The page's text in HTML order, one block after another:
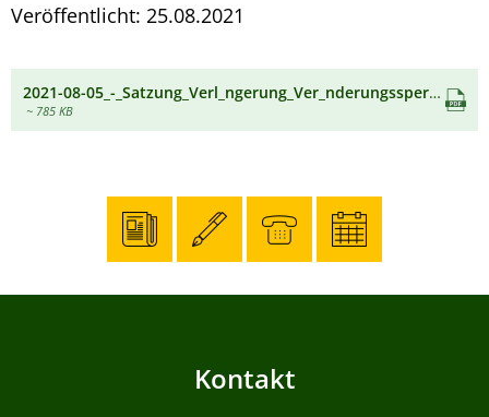
Veröffentlicht: 25.08.2021
2021-08-05_-_Satzung_Verl_ngerung_Ver_nderungssperre_B30_-_3._nd_-_Homepage.pdf
~ 785 KB
Kontakt